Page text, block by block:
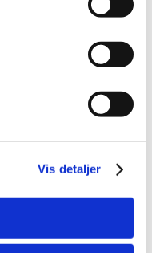
Vis detaljer